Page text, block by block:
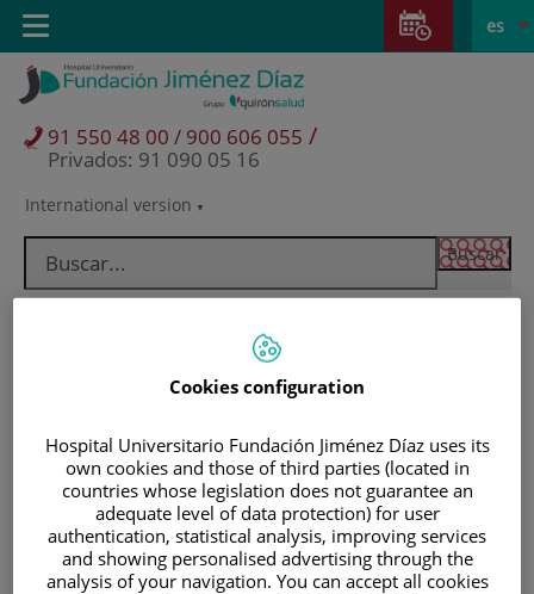
Saltar al contenido
Saltar
contenido
Selector
idioma
activo
es
International version
91 550 48 00 / 900 606 055 /
Privados: 91 090 05 16
Toggle
navigation
Pacientes y visitantes
Cookies configuration
Hospital Universitario Fundación Jiménez Díaz uses its
own cookies and those of third parties (located in
countries whose legislation does not guarantee an
adequate level of data protection) for user
authentication, statistical analysis, improving services
and showing personalised advertising through the
analysis of your navigation. You can accept all cookies